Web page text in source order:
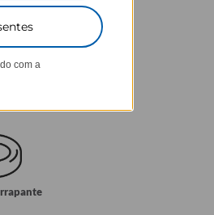
com a